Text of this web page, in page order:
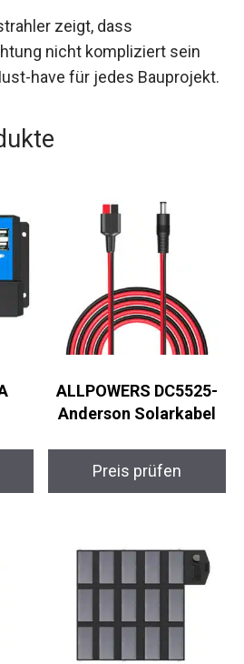
zeigt, dass
nicht kompliziert sein
have für jedes Bauprojekt.
ALLPOWERS DC5525-
Anderson Solarkabel
Preis prüfen